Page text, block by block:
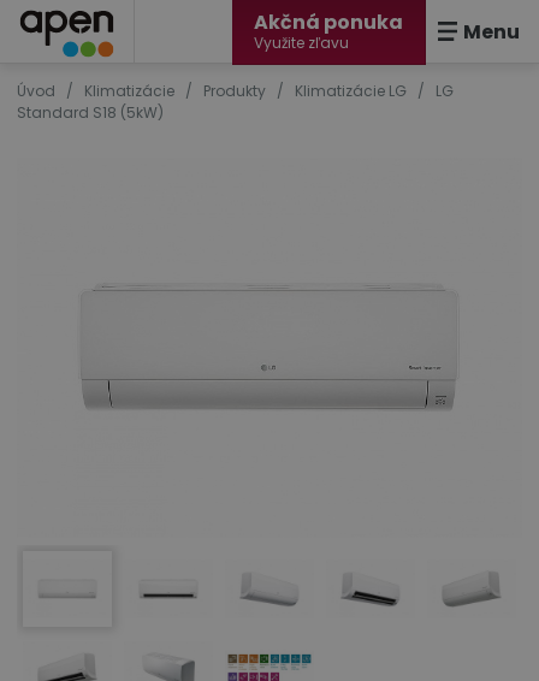
Akčná ponuka
Využite zľavu Menu
Úvod / Klimatizácie / Produkty / Klimatizácie LG /
LG
Standard S18 (5kW)